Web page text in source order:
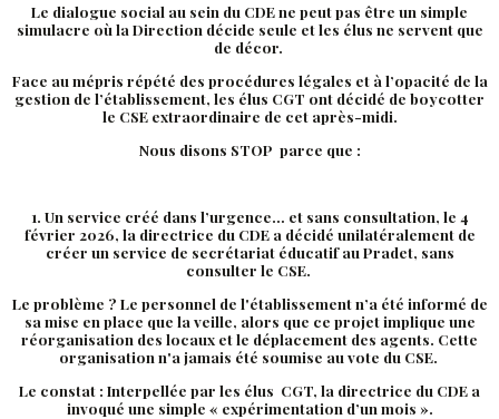
Le dialogue social au sein du CDE ne peut pas être un simple
simulacre où la Direction décide seule et les élus ne servent que
de décor.
Face au mépris répété des procédures légales et à l’opacité de la
gestion de l’établissement, les élus CGT ont décidé de boycotter
le CSE extraordinaire de cet après-midi.
Nous disons STOP parce que :
1. Un service créé dans l’urgence… et sans consultation, le 4
février 2026, la directrice du CDE a décidé unilatéralement de
créer un service de secrétariat éducatif au Pradet, sans
consulter le CSE.
Le problème ? Le personnel de l'établissement n’a été informé de
sa mise en place que la veille, alors que ce projet implique une
réorganisation des locaux et le déplacement des agents. Cette
organisation n'a jamais été soumise au vote du CSE.
Le constat : Interpellée par les élus CGT, la directrice du CDE a
invoqué une simple « expérimentation d’un mois ».